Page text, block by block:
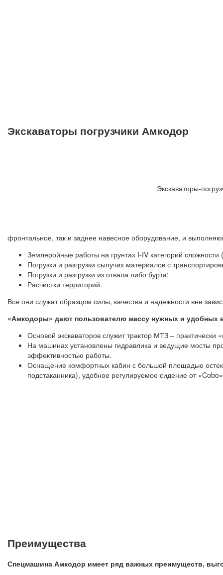
Экскаваторы погрузчики Амкодор
Экскаваторы-
фронтальное, так и заднее навесное оборудование, и
Землеройные работы на грунтах I-IV категорий
Погрузки и разгрузки сыпучих материалов с
Погрузки и разгрузки из отвала либо бурта;
Расчистки территорий.
Все они служат образцом силы, качества и надежности вне
«Амкодоры» дают пользователю массу нужных и удобных
Основой экскаваторов служит трактор МТЗ –
На машинах установлены гидравлика и ведущие мосты
эффективностью работы.
Оснащение комфортных кабин с большой площадью
подстаканника), удобное регулируемое сидение от
Преимущества
Спецмашина Амкодор имеет ряд важных преимуществ,